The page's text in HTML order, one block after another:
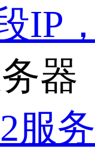
IP
器
服